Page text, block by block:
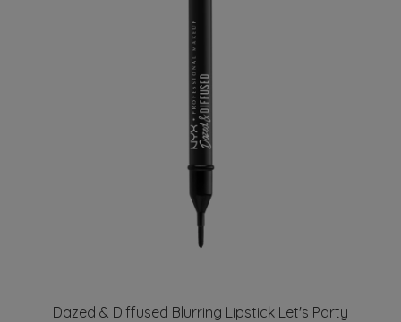
Dazed & Diffused Blurring Lipstick Let's Party